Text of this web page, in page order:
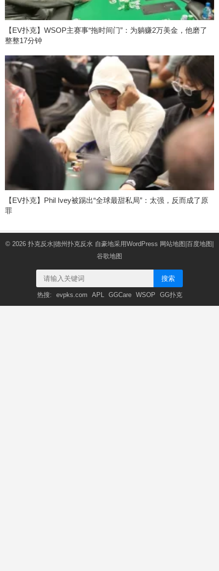
【EV扑克】WSOP主赛事“拖时间门”：为躺赚2万美金，他磨了
整整17分钟
【EV扑克】Phil Ivey被踢出“全球最甜私局”：太强，反而成了原
罪
© 2026 扑克反水|德州扑克反水 自豪地采用WordPress 网站地图 百度地图
谷歌地图
搜索
热搜: evpks.com APL GGCare WSOP GG扑克